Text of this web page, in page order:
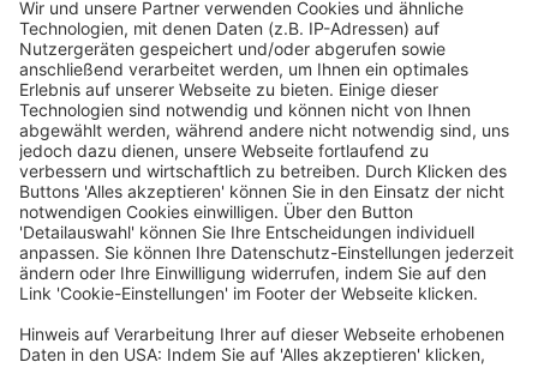
IHRE
ANSPRECHPARTNER:INNEN
Wir sind für Sie da
Programm
Sarah Sternberger
sarah.sternberger@dfvcg.de